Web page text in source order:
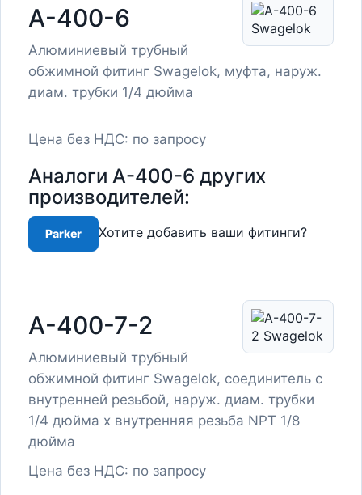
A-400-6
Алюминиевый трубный
обжимной фитинг Swagelok, муфта, наруж.
диам. трубки 1/4 дюйма
Цена без НДС: по запросу
Аналоги A-400-6 других
производителей:
Parker Хотите добавить ваши фитинги?
A-400-7-2
Алюминиевый трубный
обжимной фитинг Swagelok, соединитель с
внутренней резьбой, наруж. диам. трубки
1/4 дюйма x внутренняя резьба NPT 1/8
дюйма
Цена без НДС: по запросу